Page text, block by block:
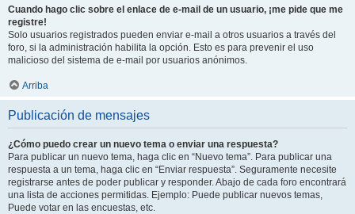
Cuando hago clic sobre el enlace de e-mail de un usuario, ¡me pide que me
registre!
Solo usuarios registrados pueden enviar e-mail a otros usuarios a través del
foro, si la administración habilita la opción. Esto es para prevenir el uso
malicioso del sistema de e-mail por usuarios anónimos.
Arriba
Publicación de mensajes
¿Cómo puedo crear un nuevo tema o enviar una respuesta?
Para publicar un nuevo tema, haga clic en “Nuevo tema”. Para publicar una
respuesta a un tema, haga clic en “Enviar respuesta”. Seguramente necesite
registrarse antes de poder publicar y responder. Abajo de cada foro encontrará
una lista de acciones permitidas. Ejemplo: Puede publicar nuevos temas,
Puede votar en las encuestas, etc.